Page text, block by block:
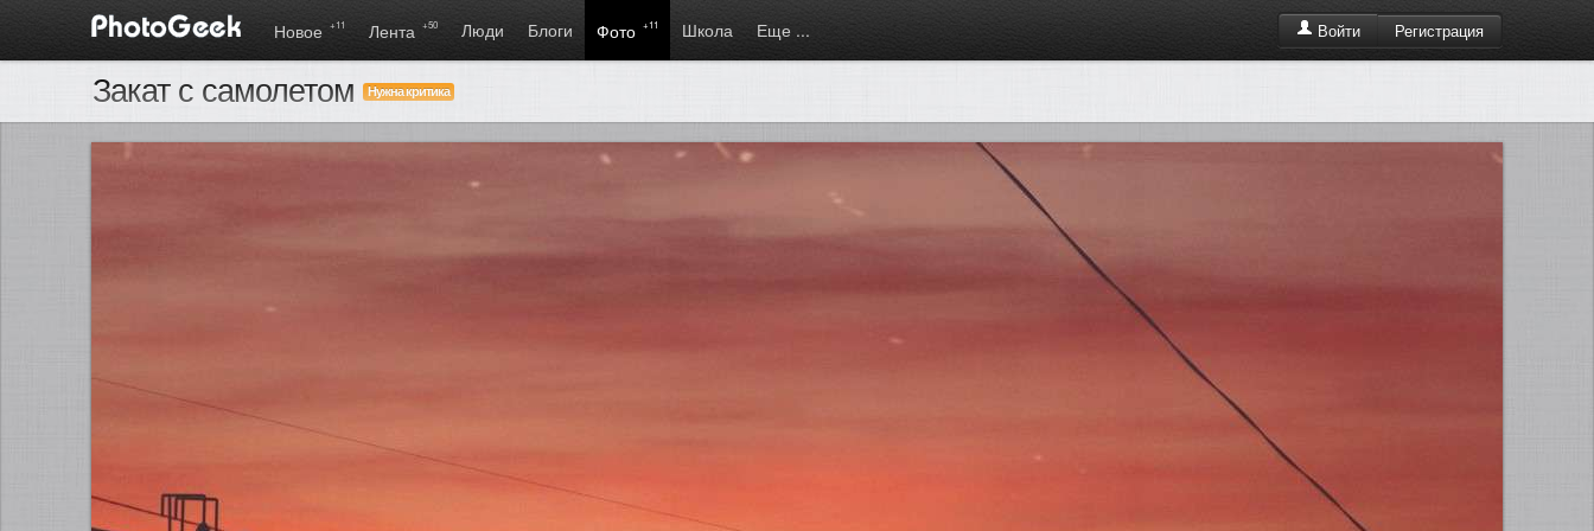
Войти Регистрация
Новое +11 Лента +50 Люди Блоги Фото +11 Школа Еще ...
Закат с самолетом Нужна критика